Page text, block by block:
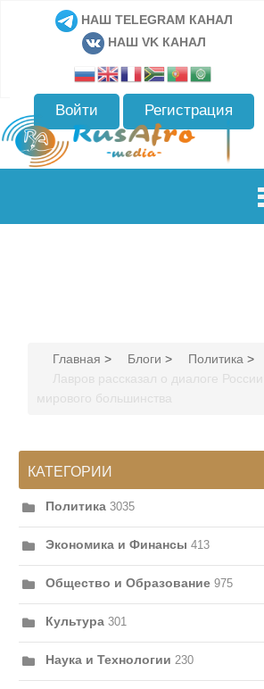
НАШ TELEGRAM КАНАЛ
НАШ VK КАНАЛ
Войти Регистрация
Главная > Блоги > Политика >
Лавров рассказал о диалоге
мирового большинства
КАТЕГОРИИ
Политика 3035
Экономика и Финансы 413
Общество и Образование 975
Культура 301
Наука и Технологии 230